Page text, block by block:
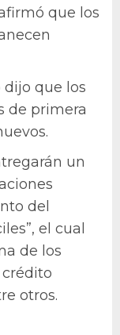
que los
dijo que los
de primera
un
del
el cual
de los
otros.